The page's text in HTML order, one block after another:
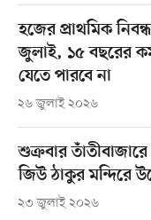
হজের প্রাথমিক
জুলাই, ১৫ বছরের
যেতে পারবে না
২৬ জুলাই ২০২৬
শুক্রবার
জিউ ঠাকুর মন্দিরে
২৩ জুলাই ২০২৬